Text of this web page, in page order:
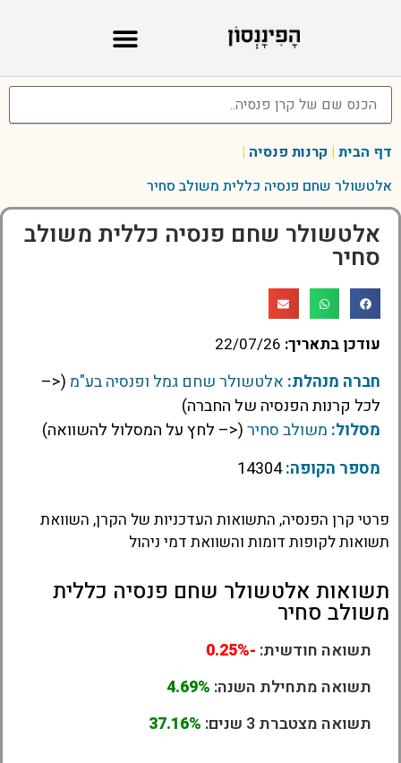
דף הבית | קרנות פנסיה |
אלטשולר שחם פנסיה כללית משולב סחיר
אלטשולר שחם פנסיה כללית משולב
סחיר
עודכן בתאריך: 22/07/26
חברה מנהלת: אלטשולר שחם גמל ופנסיה בע"מ (<–
לכל קרנות הפנסיה של החברה)
מסלול: משולב סחיר(<– לחץ על המסלול להשוואה)
מספר הקופה:14304
פרטי קרן הפנסיה, התשואות העדכניות של הקרן, השוואת
תשואות לקופות דומות והשוואת דמי ניהול
תשואות אלטשולר שחם פנסיה כללית
משולב סחיר
תשואה חודשית: -0.25%
תשואה מתחילת השנה: 4.69%
תשואה מצטברת 3 שנים:
37.16%